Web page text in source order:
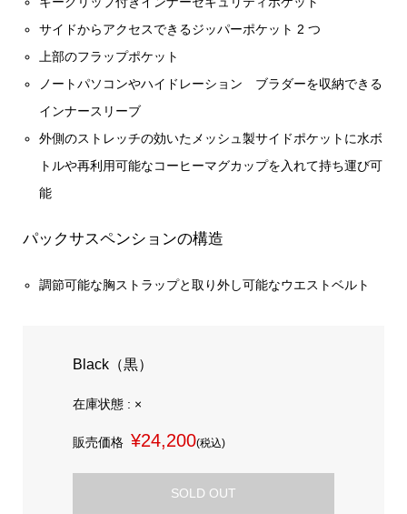
サイドからアクセスできるジッパーポケット 2 つ
上部のフラップポケット
ノートパソコンやハイドレーション ブラダーを収納できる
インナースリーブ
外側のストレッチの効いたメッシュ製サイドポケットに水ボ
トルや再利用可能なコーヒーマグカップを入れて持ち運び可
能
パックサスペンションの構造
調節可能な胸ストラップと取り外し可能なウエストベルト
Black（黒）
在庫状態 : ×
販売価格 ¥24,200(税込)
SOLD OUT